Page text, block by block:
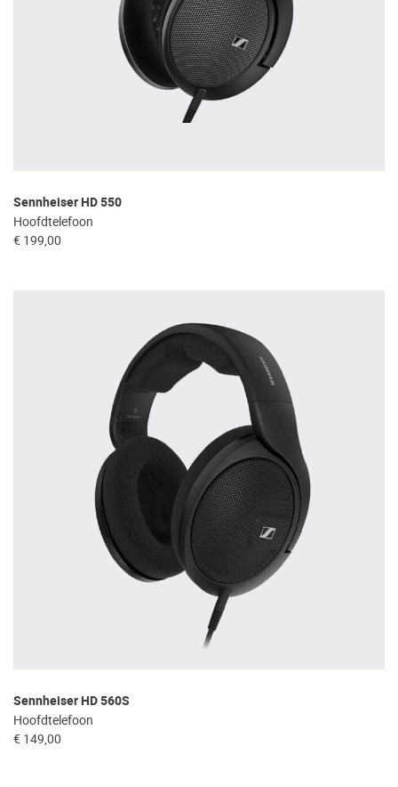
Sennheiser HD 550
Hoofdtelefoon
€ 199,00
Sennheiser HD 560S
Hoofdtelefoon
€ 149,00